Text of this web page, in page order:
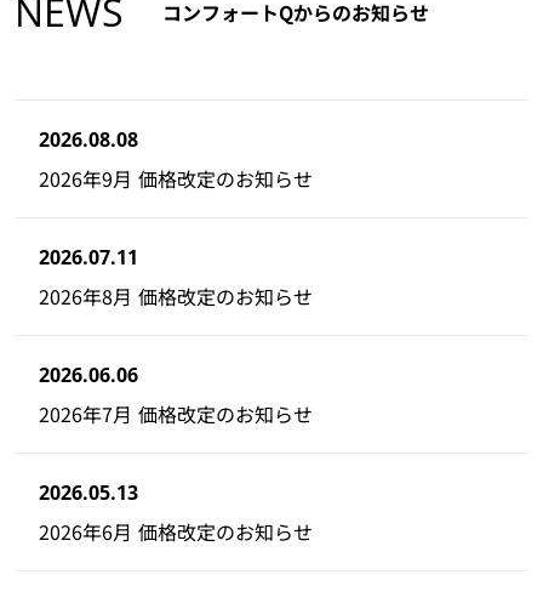
NEWS コンフォートQからのお知らせ
2026.08.08
2026年9月 価格改定のお知らせ
2026.07.11
2026年8月 価格改定のお知らせ
2026.06.06
2026年7月 価格改定のお知らせ
2026.05.13
2026年6月 価格改定のお知らせ